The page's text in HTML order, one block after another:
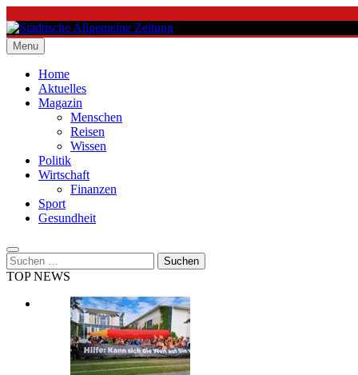
to
content
Städtische Allgemeine Zeitung
Menu
Home
Aktuelles
Magazin
Menschen
Reisen
Wissen
Politik
Wirtschaft
Finanzen
Sport
Gesundheit
Suchen
nach:
TOP NEWS